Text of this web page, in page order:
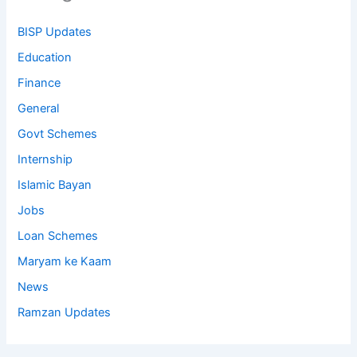
BISP Updates
Education
Finance
General
Govt Schemes
Internship
Islamic Bayan
Jobs
Loan Schemes
Maryam ke Kaam
News
Ramzan Updates